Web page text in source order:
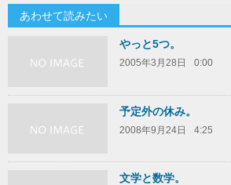
あわせて読みたい
やっと5つ。
2005年3月28日 0:00
予定外の休み。
2008年9月24日 4:25
文学と数学。